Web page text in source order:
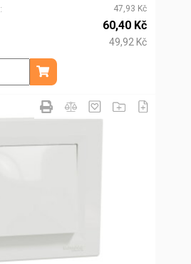
47,93 Kč
60,40 Kč
49,92 Kč
ks
Přidat do košíku